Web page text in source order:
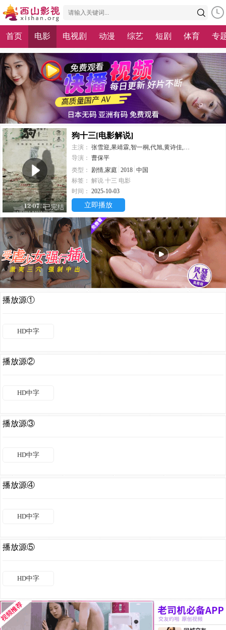
首页 电影 电视剧 动漫 综艺 短剧 体育 专
已完结
狗十三[电影解说]
主演： 张雪迎,果靖霖,智一桐,代旭,黄诗佳,曹馨月,聂鑫,周珍
导演： 曹保平
类型：
剧情,家庭 2018 中国
标签： 解说 十三 电影
时间： 2025-10-03
立即播放
播放源①
HD中字
播放源②
HD中字
播放源③
HD中字
播放源④
HD中字
播放源⑤
HD中字